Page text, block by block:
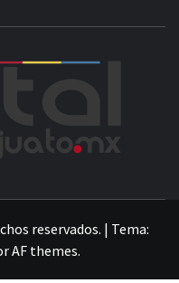
reservados. | Tema:
AF themes.